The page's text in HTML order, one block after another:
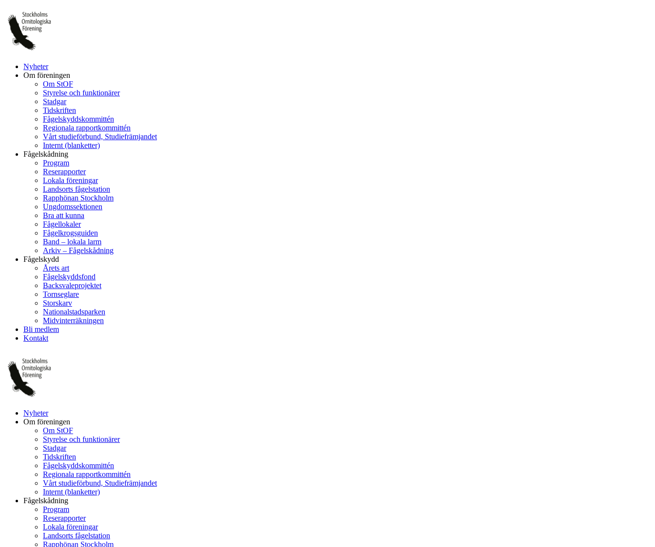
till
innehåll
Nyheter
Om föreningen
Om StOF
Styrelse och funktionärer
Stadgar
Tidskriften
Fågelskyddskommittén
Regionala rapportkommittén
Vårt studieförbund, Studiefrämjandet
Internt (blanketter)
Fågelskådning
Program
Reserapporter
Lokala föreningar
Landsorts fågelstation
Rapphönan Stockholm
Ungdomssektionen
Bra att kunna
Fågellokaler
Fågelkrogsguiden
Band – lokala larm
Arkiv – Fågelskådning
Fågelskydd
Årets art
Fågelskyddsfond
Backsvaleprojektet
Tornseglare
Storskarv
Nationalstadsparken
Midvinterräkningen
Bli medlem
Kontakt
Nyheter
Om föreningen
Om StOF
Styrelse och funktionärer
Stadgar
Tidskriften
Fågelskyddskommittén
Regionala rapportkommittén
Vårt studieförbund, Studiefrämjandet
Internt (blanketter)
Fågelskådning
Program
Reserapporter
Lokala föreningar
Landsorts fågelstation
Rapphönan Stockholm